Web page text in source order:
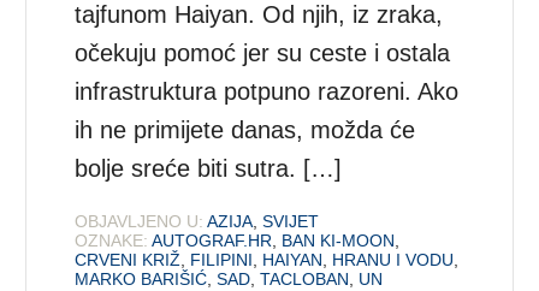
tajfunom Haiyan. Od njih, iz zraka,
očekuju pomoć jer su ceste i ostala
infrastruktura potpuno razoreni. Ako
ih ne primijete danas, možda će
bolje sreće biti sutra. […]
OBJAVLJENO U: AZIJA,SVIJET
OZNAKE: AUTOGRAF.HR, BAN KI-MOON,
CRVENI KRIŽ, FILIPINI, HAIYAN, HRANU I VODU,
MARKO BARIŠIĆ,SAD,TACLOBAN, UN